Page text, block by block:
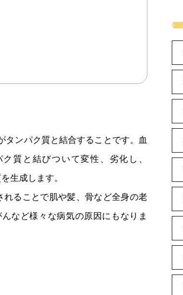
タンパク質と結合することです。血
質と結びついて変性、劣化し、
生成します。
ることで肌や髪、骨など全身の老
など様々な病気の原因にもなりま